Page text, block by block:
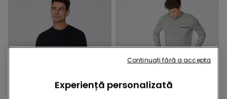
Experiență personalizată
Continuați fără a accepta